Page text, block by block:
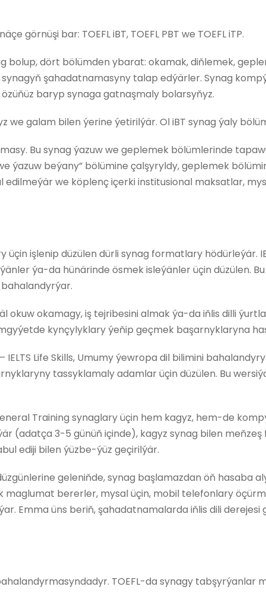
görnüşi bar: TOEFL iBT, TOEFL PBT we TOEFL iTP.
bolup, dört bölümden ybarat: okamak, diňlemek,
şahadatnamasyny talap edýärler. Synag
baryp synaga gatnaşmaly bolarsyňyz.
we galam bilen ýerine ýetirilýär. Ol iBT synag ýaly
Bu synag ýazuw we geplemek bölümlerinde
ýazuw beýany” bölümine çalşyryldy, geplemek
we köplenç içerki institusional maksatlar,
üçin işlenip düzülen dürli synag formatlary hödürleýär.
ýa-da hünärinde ösmek isleýänler üçin düzülen.
okuw okamagy, iş tejribesini almak ýa-da iňlis dilli
kynçylyklary ýeňip geçmek başarnyklaryna
Life Skills, Umumy ýewropa dil bilimini
tassyklamaly adamlar üçin düzülen. Bu
Training synaglary üçin hem kagyz, hem-de
(adatça 3-5 günüň içinde), kagyz synag bilen
ediji bilen ýüzbe-ýüz geçirilýär.
geleniňde, synag başlamazdan öň hasaba
bererler, mysal üçin, mobil telefonlary
Emma üns beriň, şahadatnamalarda iňlis dili
TOEFL-da synagy tabşyrýanlar